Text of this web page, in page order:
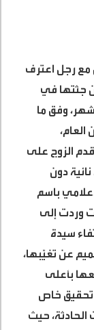
مع رجل اعترف
18 عاما ودفن جثتها في
وفق ما
الزوج على
دون
باسم
وردت إلى
سيدة
عن تغيّبها،
بأعلى
تحقيق خاص
حيث